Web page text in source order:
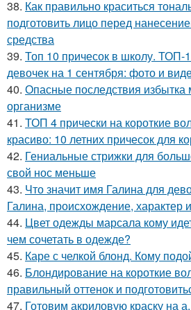
38. Как правильно краситься
подготовить лицо перед
средства
39. Топ 10 причесок в школу. ТОП-
девочек на 1 сентября: фото и
40. Опасные последствия избытка
организме
41. ТОП 4 прически на короткие
красиво: 10 летних причесок для
42. Гениальные стрижки для
свой нос меньше
43. Что значит имя Галина для
Галина, происхождение, характер
44. Цвет одежды марсала кому
чем сочетать в одежде?
45. Каре с челкой блонд. Кому
46. Блондирование на короткие
правильный оттенок и
47. Готовим акриловую краску на